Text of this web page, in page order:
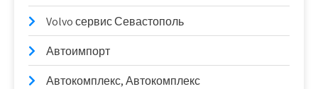
Volvo сервис Севастополь
Автоимпорт
Автокомплекс, Автокомплекс